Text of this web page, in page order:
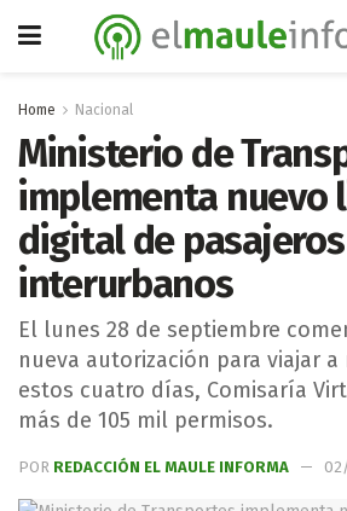
Home Nacional
Ministerio de
implementa nuevo
digital de
interurbanos
El lunes 28 de septiembre
nueva autorización para viajar a
estos cuatro días, Comisaría
más de 105 mil permisos.
POR REDACCIÓN EL MAULE INFORMA